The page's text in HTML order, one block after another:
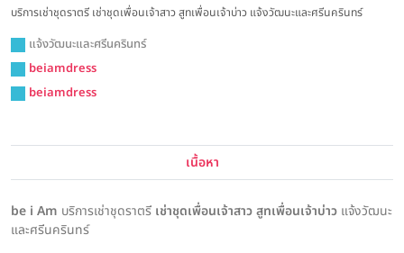
บริการเช่าชุดราตรี เช่าชุดเพื่อนเจ้าสาว สูทเพื่อนเจ้าบ่าว แจ้งวัฒนะและศรีนครินทร์
แจ้งวัฒนะและศรีนครินทร์
beiamdress
beiamdress
เนื้อหา
be i Am บริการเช่าชุดราตรี เช่าชุดเพื่อนเจ้าสาว สูทเพื่อนเจ้าบ่าว แจ้งวัฒนะ
และศรีนครินทร์